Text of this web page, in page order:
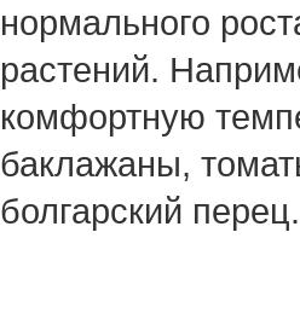
нормального
растений.
комфортную
баклажаны,
болгарский перец.